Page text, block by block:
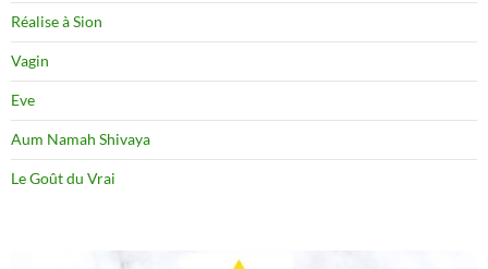
Réalise à Sion
Vagin
Eve
Aum Namah Shivaya
Le Goût du Vrai